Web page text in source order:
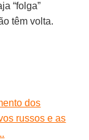
“folga”
têm volta.
dos
russos e as